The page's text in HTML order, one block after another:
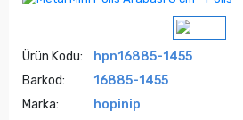
Ürün Kodu:
hpn16885-1455
Barkod:
16885-1455
Marka:
hopinip